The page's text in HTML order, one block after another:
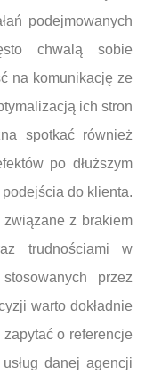
podejmowanych
chwalą sobie
na komunikację ze
ich stron
spotkać również
po dłuższym
do klienta.
z brakiem
trudnościami w
przez
warto dokładnie
o referencje
danej agencji